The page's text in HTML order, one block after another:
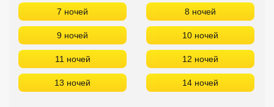
7 ночей 8 ночей
9 ночей 10 ночей
11 ночей 12 ночей
13 ночей 14 ночей